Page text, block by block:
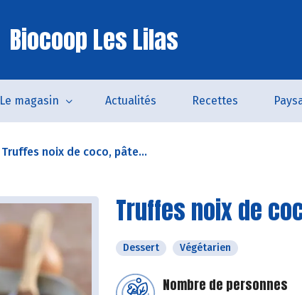
Biocoop Les Lilas
Le magasin Actualités Recettes
Truffes noix de coco, pâte...
Truffes noix de
Dessert Végétarien
Nombre de personnes